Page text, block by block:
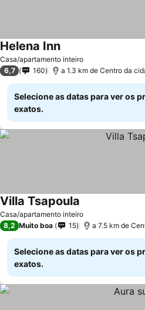
Casa/apartamento inteiro
Helena Inn
6,7 160 a 1.3 km de Centro da
Selecione as datas para ver os
exatos.
Casa/apartamento inteiro
Villa Tsapoula
8,2 Muito boa 15 a 7.5 km de
Selecione as datas para ver os
exatos.